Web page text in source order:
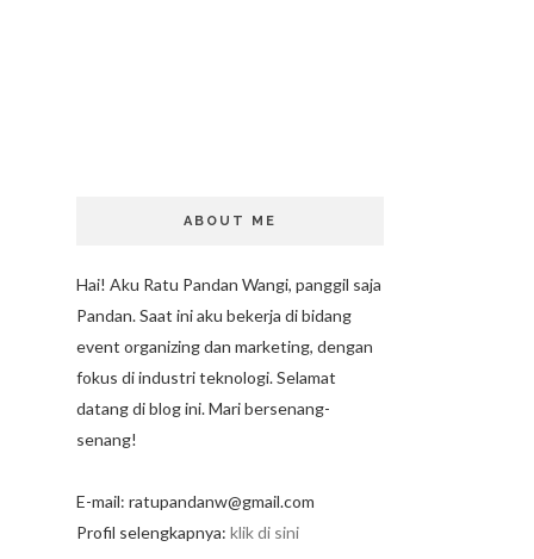
ABOUT ME
Hai! Aku Ratu Pandan Wangi, panggil saja
Pandan. Saat ini aku bekerja di bidang
event organizing dan marketing, dengan
fokus di industri teknologi. Selamat
datang di blog ini. Mari bersenang-
senang!
E-mail: ratupandanw@gmail.com
Profil selengkapnya: klik di sini